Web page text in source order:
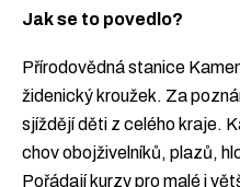
Jak se to povedlo?
Přírodovědná stanice
židenický kroužek. Za
sjíždějí děti z celého kraje.
chov obojživelníků, plazů,
Pořádají kurzy pro malé i